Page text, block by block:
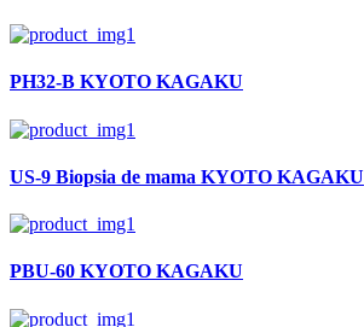
PH32-B KYOTO KAGAKU
US-9 Biopsia de mama KYOTO KAGAKU
PBU-60 KYOTO KAGAKU